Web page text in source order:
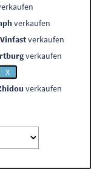
verkaufen
Vinfastverkaufen
verkaufen
X
verkaufen